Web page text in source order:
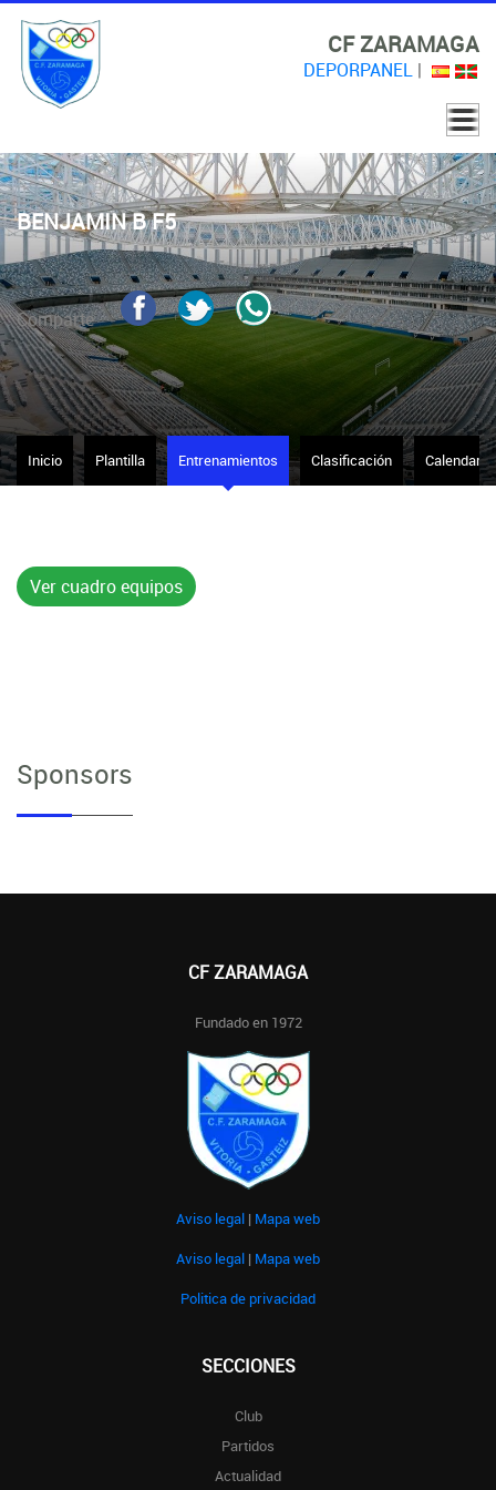
CF ZARAMAGA
DEPORPANEL |
BENJAMIN B F5
Comparte
Inicio Plantilla Entrenamientos Clasificación Calendario
Ver cuadro equipos
Sponsors
CF ZARAMAGA
Fundado en 1972
Aviso legal | Mapa web
Aviso legal | Mapa web
Politica de privacidad
SECCIONES
Club
Partidos
Actualidad